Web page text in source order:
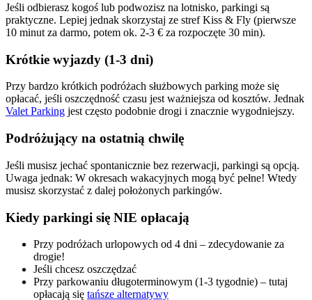
Jeśli odbierasz kogoś lub podwozisz na lotnisko, parkingi są
praktyczne. Lepiej jednak skorzystaj ze stref Kiss & Fly (pierwsze
10 minut za darmo, potem ok. 2-3 € za rozpoczęte 30 min).
Krótkie wyjazdy (1-3 dni)
Przy bardzo krótkich podróżach służbowych parking może się
opłacać, jeśli oszczędność czasu jest ważniejsza od kosztów. Jednak
Valet Parking jest często podobnie drogi i znacznie wygodniejszy.
Podróżujący na ostatnią chwilę
Jeśli musisz jechać spontanicznie bez rezerwacji, parkingi są opcją.
Uwaga jednak: W okresach wakacyjnych mogą być pełne! Wtedy
musisz skorzystać z dalej położonych parkingów.
Kiedy parkingi się NIE opłacają
Przy podróżach urlopowych od 4 dni – zdecydowanie za
drogie!
Jeśli chcesz oszczędzać
Przy parkowaniu długoterminowym (1-3 tygodnie) – tutaj
opłacają się tańsze alternatywy